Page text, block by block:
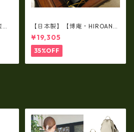
【日本製】【博庵・HIROAN】
最高級牛革（ボーテッド）札
入れ・長財布 ha-21535
¥19,305
35%OFF